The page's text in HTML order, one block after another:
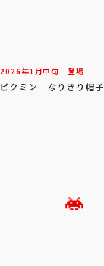
2026年1月中旬 登場
ピクミン なりきり帽子